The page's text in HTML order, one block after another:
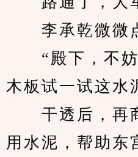
李承乾微微
“殿下，不妨
木板试一试这水
干透后，再商
用水泥，帮助东